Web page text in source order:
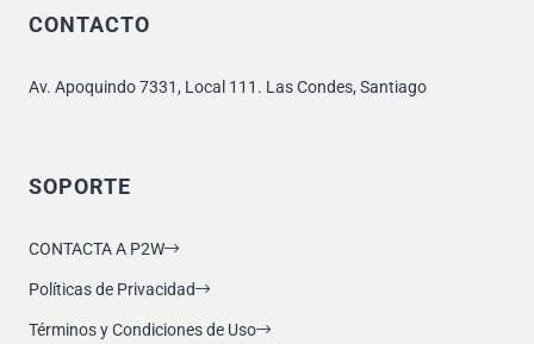
CONTACTO
Av. Apoquindo 7331, Local 111. Las Condes, Santiago
SOPORTE
CONTACTA A P2W
Políticas de Privacidad
Términos y Condiciones de Uso